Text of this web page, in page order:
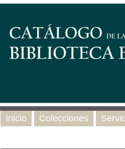
Inicio Colecciones